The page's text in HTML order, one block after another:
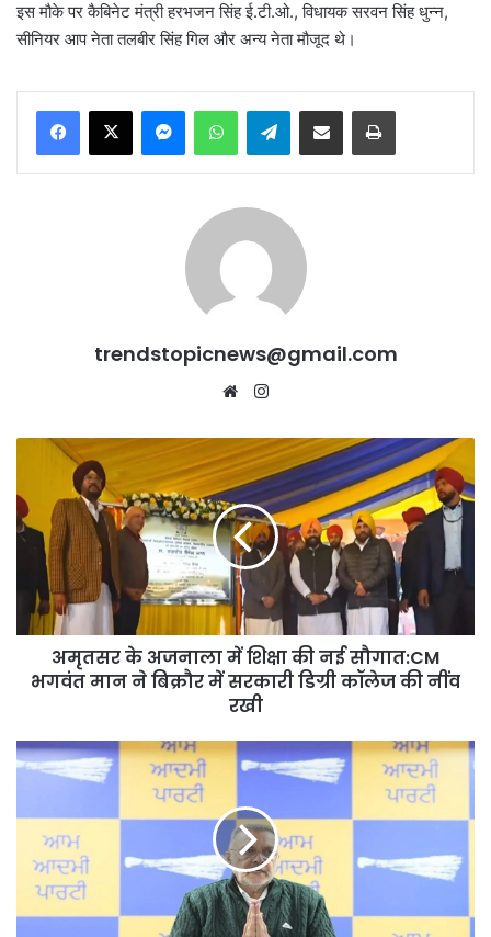
इस मौके पर कैबिनेट मंत्री हरभजन सिंह ई.टी.ओ., विधायक सरवन सिंह धुन्न,
सीनियर आप नेता तलबीर सिंह गिल और अन्य नेता मौजूद थे।
MessengerWhatsAppTelegramShare via Email Print
trendstopicnews@gmail.com
Website
अमृतसर
अजनाला
में
शिक्षा
सौगात:CM
भगवंत
सरकारी
डिग्री
की
रखी
अमृतसर के अजनाला में शिक्षा की नई सौगात:CM
भगवंत मान ने बिक्रौर में सरकारी डिग्री कॉलेज की नींव
रखी
भगवंत
मान
हर
मुफ्त